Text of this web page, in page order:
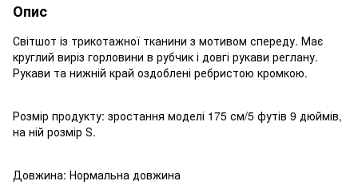
Опис
Світшот із трикотажної тканини з мотивом спереду. Має
круглий виріз горловини в рубчик і довгі рукави реглану.
Рукави та нижній край оздоблені ребристою кромкою.
Розмір продукту: зростання моделі 175 см/5 футів 9 дюймів,
на ній розмір Ѕ.
Довжина: Нормальна довжина